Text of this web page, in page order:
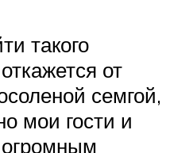
такого
от
семгой,
мои гости и